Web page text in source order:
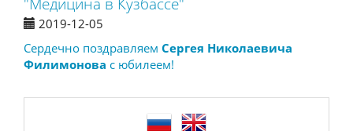
2019-12-05
Сердечно поздравляем Сергея Николаевича
Филимонова с юбилеем!